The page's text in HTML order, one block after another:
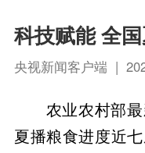
科技赋能 全
央视新闻客户端 |
农业农村部
夏播粮食进度近